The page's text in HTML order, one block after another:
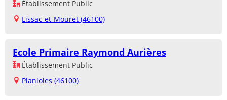
Établissement Public
Lissac-et-Mouret (46100)
Ecole Primaire Raymond Aurières
Établissement Public
Planioles (46100)